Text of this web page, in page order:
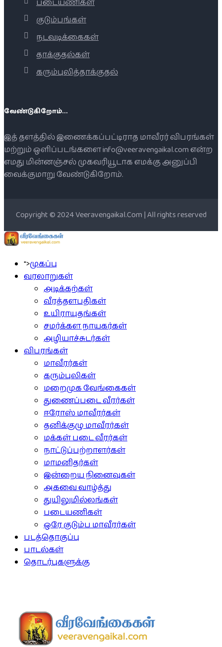
படையணிகள்
குடும்பங்கள்
நடவடிக்கைகள்
தாக்குதல்கள்
கரும்புலித்தாக்குதல்
வேண்டுகிறோம்...
இத் தளத்தில் இணைக்கப்பட்டிராத மாவீரர் விபரங்கள்
மற்றும் ஒளிப்படங்களை info@veeravengaikal.com என்ற
எமது மின்னஞ்சல் முகவரியூடாக எமக்கு அனுப்பி
வைக்குமாறு வேண்டுகிறோம்.
Copyright © 2024 Veeravengaikal.Com | All rights reserved
">முகப்பு
வரலாறுகள்
அடிக்கற்கள்
வீரத்தளபதிகள்
உயிராயுதங்கள்
சமர்க்கள நாயகர்கள்
அழியாச்சுடர்கள்
விபரங்கள்
மாவீரர்கள்
கரும்புலிகள்
மறைமுக வேங்கைகள்
துணைப்படை வீரர்கள்
ஈரோஸ் மாவீரர்கள்
தனிக்குழு மாவீரர்கள்
மக்கள் படை வீரர்கள்
நாட்டுப்பற்றாளர்கள்
மாமனிதர்கள்
இன்றைய நினைவுகள்
அகவை வாழ்த்து
துயிலுமில்லங்கள்
படையணிகள்
ஒரே குடும்ப மாவீரர்கள்
படத்தொகுப்பு
பாடல்கள்
தொடர்புகளுக்கு